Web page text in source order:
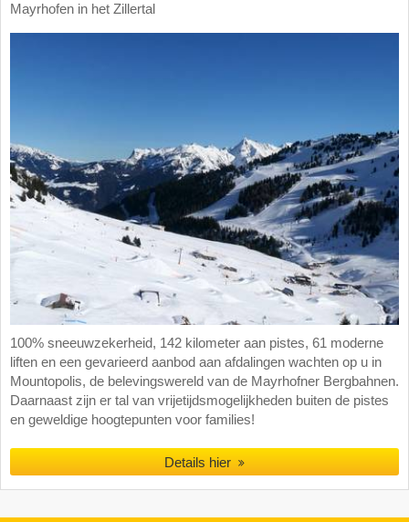
Mayrhofen in het Zillertal
100% sneeuwzekerheid, 142 kilometer aan pistes, 61 moderne
liften en een gevarieerd aanbod aan afdalingen wachten op u in
Mountopolis, de belevingswereld van de Mayrhofner Bergbahnen.
Daarnaast zijn er tal van vrijetijdsmogelijkheden buiten de pistes
en geweldige hoogtepunten voor families!
Details hier